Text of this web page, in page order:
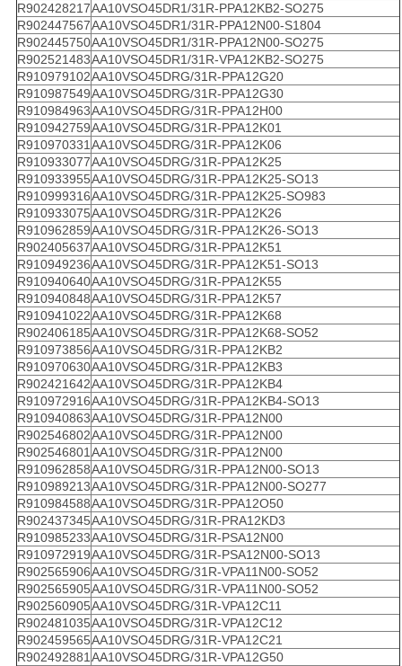
R902428217AA10VSO45DR1/31R-PPA12KB2-SO275
R902447567AA10VSO45DR1/31R-PPA12N00-S1804
R902445750AA10VSO45DR1/31R-PPA12N00-SO275
R902521483AA10VSO45DR1/31R-VPA12KB2-SO275
R910979102AA10VSO45DRG/31R-PPA12G20
R910987549AA10VSO45DRG/31R-PPA12G30
R910984963AA10VSO45DRG/31R-PPA12H00
R910942759AA10VSO45DRG/31R-PPA12K01
R910970331AA10VSO45DRG/31R-PPA12K06
R910933077AA10VSO45DRG/31R-PPA12K25
R910933955AA10VSO45DRG/31R-PPA12K25-SO13
R910999316AA10VSO45DRG/31R-PPA12K25-SO983
R910933075AA10VSO45DRG/31R-PPA12K26
R910962859AA10VSO45DRG/31R-PPA12K26-SO13
R902405637AA10VSO45DRG/31R-PPA12K51
R910949236AA10VSO45DRG/31R-PPA12K51-SO13
R910940640AA10VSO45DRG/31R-PPA12K55
R910940848AA10VSO45DRG/31R-PPA12K57
R910941022AA10VSO45DRG/31R-PPA12K68
R902406185AA10VSO45DRG/31R-PPA12K68-SO52
R910973856AA10VSO45DRG/31R-PPA12KB2
R910970630AA10VSO45DRG/31R-PPA12KB3
R902421642AA10VSO45DRG/31R-PPA12KB4
R910972916AA10VSO45DRG/31R-PPA12KB4-SO13
R910940863AA10VSO45DRG/31R-PPA12N00
R902546802AA10VSO45DRG/31R-PPA12N00
R902546801AA10VSO45DRG/31R-PPA12N00
R910962858AA10VSO45DRG/31R-PPA12N00-SO13
R910989213AA10VSO45DRG/31R-PPA12N00-SO277
R910984588AA10VSO45DRG/31R-PPA12O50
R902437345AA10VSO45DRG/31R-PRA12KD3
R910985233AA10VSO45DRG/31R-PSA12N00
R910972919AA10VSO45DRG/31R-PSA12N00-SO13
R902565906AA10VSO45DRG/31R-VPA11N00-SO52
R902565905AA10VSO45DRG/31R-VPA11N00-SO52
R902560905AA10VSO45DRG/31R-VPA12C11
R902481035AA10VSO45DRG/31R-VPA12C12
R902459565AA10VSO45DRG/31R-VPA12C21
R902492881AA10VSO45DRG/31R-VPA12G50